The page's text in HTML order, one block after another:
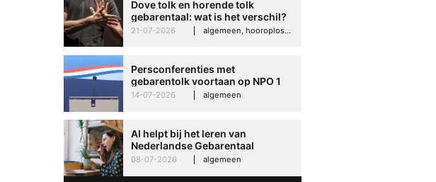
Dove tolk en horende tolk
gebarentaal: wat is het verschil?
21-07-2026 algemeen, hooroplossingen, hoorproblemen, samenleving & maatschappij
Persconferenties met
gebarentolk voortaan op NPO 1
Extra
14-07-2026 algemeen
AI helpt bij het leren van
Nederlandse Gebarentaal
08-07-2026 algemeen